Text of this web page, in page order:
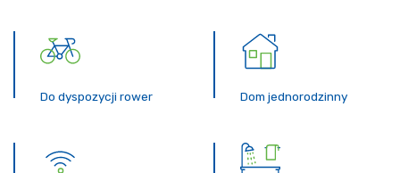
Do dyspozycji rower Dom jednorodzinny